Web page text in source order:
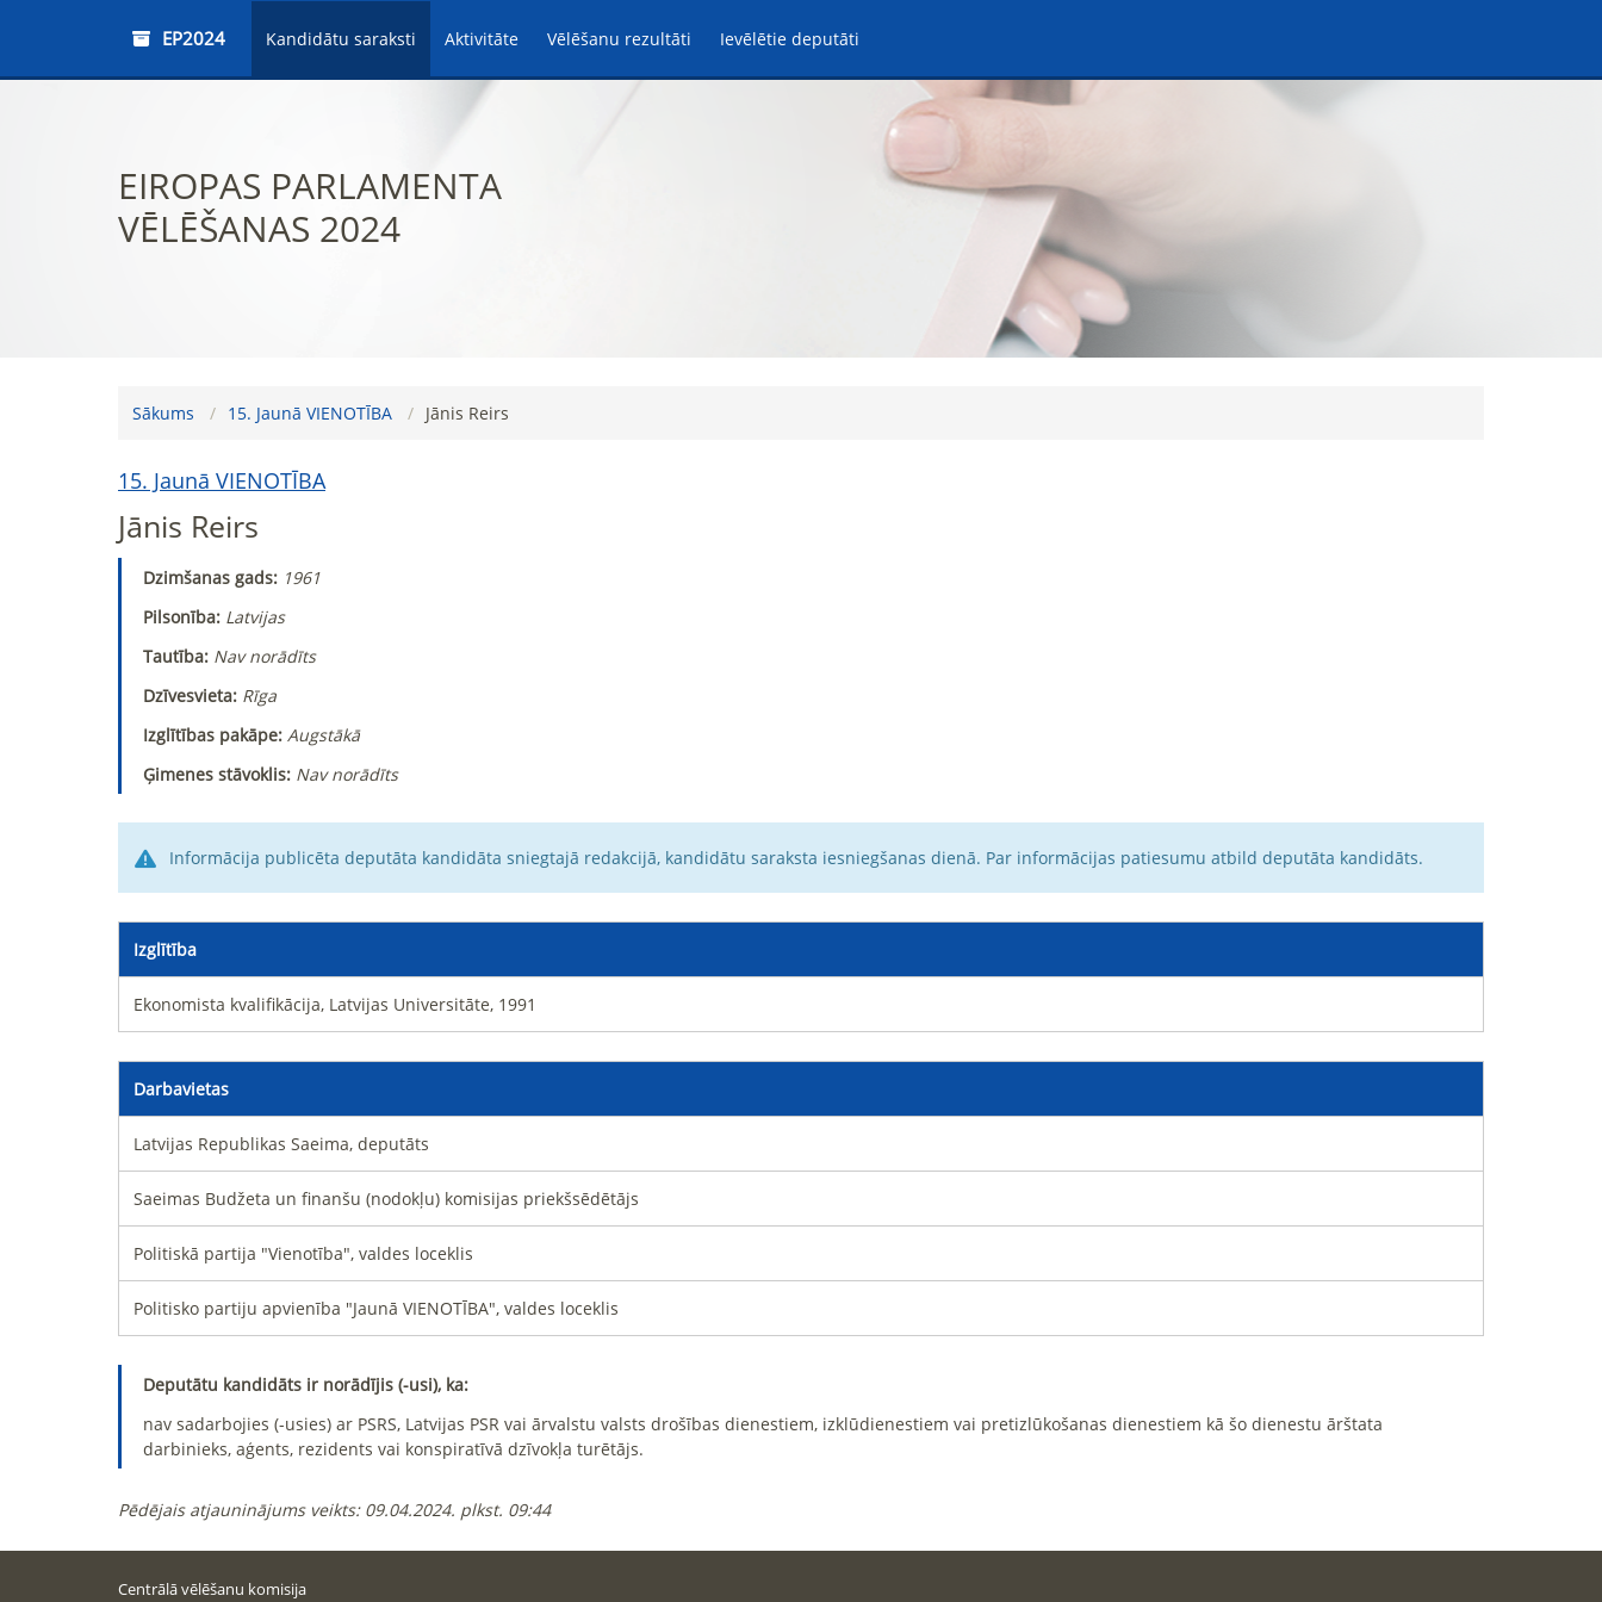
EP2024 Kandidātu saraksti Aktivitāte Vēlēšanu rezultāti Ievēlētie deputāti
EIROPAS PARLAMENTA
VĒLĒŠANAS 2024
Sākums 15. Jaunā VIENOTĪBA Jānis Reirs
15. Jaunā VIENOTĪBA
Jānis Reirs
Dzimšanas gads: 1961
Pilsonība: Latvijas
Tautība: Nav norādīts
Dzīvesvieta: Rīga
Izglītības pakāpe: Augstākā
Ģimenes stāvoklis: Nav norādīts
Informācija publicēta deputāta kandidāta sniegtajā redakcijā, kandidātu saraksta iesniegšanas dienā. Par informācijas patiesumu atbild deputāta kandidāts.
Izglītība
Ekonomista kvalifikācija, Latvijas Universitāte, 1991
Darbavietas
Latvijas Republikas Saeima, deputāts
Saeimas Budžeta un finanšu (nodokļu) komisijas priekšsēdētājs
Politiskā partija "Vienotība", valdes loceklis
Politisko partiju apvienība "Jaunā VIENOTĪBA", valdes loceklis
Deputātu kandidāts ir norādījis (-usi), ka:
nav sadarbojies (-usies) ar PSRS, Latvijas PSR vai ārvalstu valsts drošības dienestiem, izklūdienestiem vai pretizlūkošanas dienestiem kā šo dienestu ārštata
darbinieks, aģents, rezidents vai konspiratīvā dzīvokļa turētājs.
Pēdējais atjauninājums veikts: 09.04.2024. plkst. 09:44
Centrālā vēlēšanu komisija